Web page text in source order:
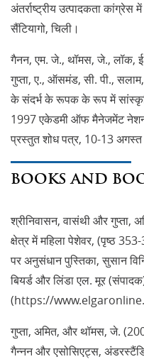
अंतर्राष्ट्रीय उत्पादकता
सैंटियागो, चिली।
गैनन, एम. जे., थॉमस, जे., लॉक,
गुप्ता, ए., ऑसमंड, सी. पी.,
के संदर्भ के रूपक के रूप में
1997 एकेडमी ऑफ मैनेजमेंट नेशनल
प्रस्तुत शोध पत्र, 10-13
BOOKS AND
श्रीनिवासन, वासंथी और गुप्ता,
क्षेत्र में महिला पेशेवर, (पृष्ठ
पर अनुसंधान पुस्तिका, सुसान
बियर्ड और लिंडा एल. मूर
(https://
गुप्ता, अमित, और थॉमस, जे.
गैन्नन और एसोसिएट्स,